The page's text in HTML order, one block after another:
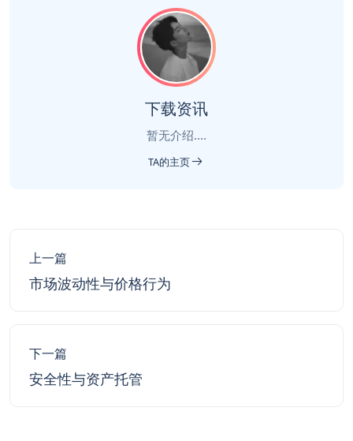
下载资讯
暂无介绍....
TA的主页
上一篇
市场波动性与价格行为
下一篇
安全性与资产托管